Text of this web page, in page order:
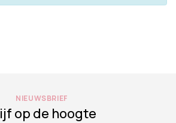
NIEUWSBRIEF
op de hoogte